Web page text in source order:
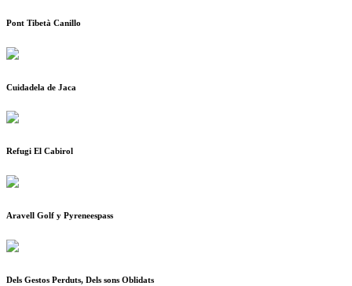
Pont Tibetà Canillo
Cuidadela de Jaca
Refugi El Cabirol
Aravell Golf y Pyreneespass
Dels Gestos Perduts, Dels sons Oblidats